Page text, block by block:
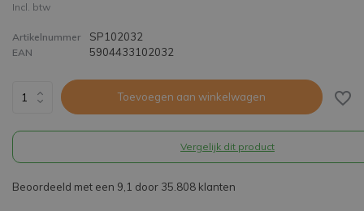
Incl. btw
Artikelnummer SP102032
EAN 5904433102032
Toevoegen aan winkelwagen
Vergelijk dit product
Beoordeeld met een 9,1 door 35.808 klanten